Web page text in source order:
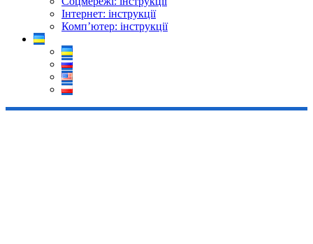
Інтернет: інструкції
Комп’ютер: інструкції